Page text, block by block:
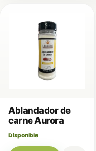
Ablandador de
carne Aurora
Disponible